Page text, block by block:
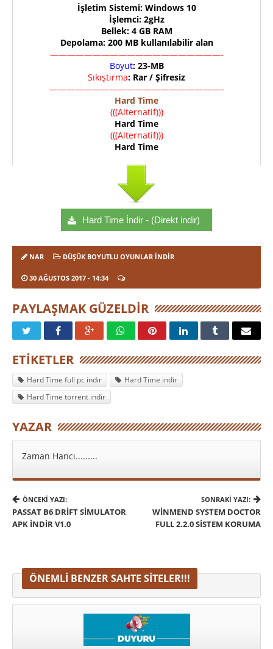
İşletim Sistemi: Windows 10
İşlemci: 2gHz
Bellek: 4 GB RAM
Depolama: 200 MB kullanılabilir alan
————————————————————-
Boyut: 23-MB
Sıkıştırma: Rar / Şifresiz
————————————————————–
Hard Time
(((Alternatif)))
Hard Time
(((Alternatif)))
Hard Time
Hard Time İndir - (Direkt indir)
NAR DÜŞÜK BOYUTLU OYUNLAR İNDIR
30 AĞUSTOS 2017 - 14:34
PAYLAŞMAK GÜZELDIR
ETIKETLER
Hard Time full pc indir
Hard Time indir
Hard Time torrent indir
YAZAR
Zaman Hancı.........
ÖNCEKI YAZI:
PASSAT B6 DRIFT SIMULATOR
APK İNDIR V1.0
SONRAKI YAZI:
WINMEND SYSTEM DOCTOR
FULL 2.2.0 SISTEM KORUMA
ÖNEMLI BENZER SAHTE SITELER!!!